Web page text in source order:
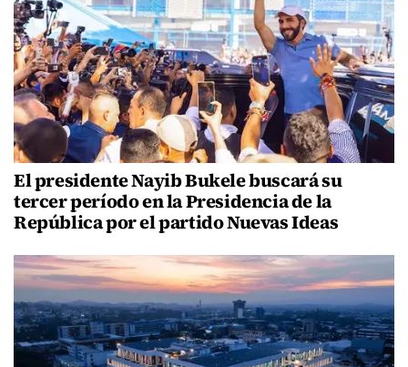
El presidente Nayib Bukele buscará su
tercer período en la Presidencia de la
República por el partido Nuevas Ideas